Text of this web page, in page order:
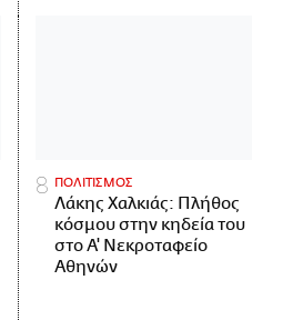
ΠΟΛΙΤΙΣΜΟΣ
Λάκης Χαλκιάς: Πλήθος
κόσμου στην κηδεία του
στο Α' Νεκροταφείο
Αθηνών